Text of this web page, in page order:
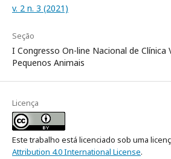
v. 2 n. 3 (2021)
Seção
I Congresso On-line Nacional de Clínica
Pequenos Animais
Licença
Este trabalho está licenciado sob uma
Attribution 4.0 International License.